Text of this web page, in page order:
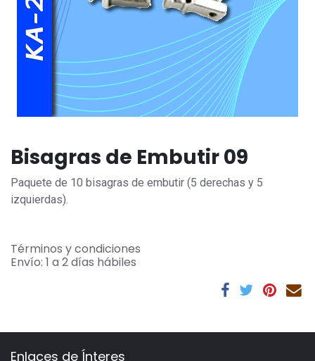
Bisagras de Embutir 09
Paquete de 10 bisagras de embutir (5 derechas y 5
izquierdas).
Términos y condiciones
Envío: 1 a 2 días hábiles
Enlaces de Ínteres